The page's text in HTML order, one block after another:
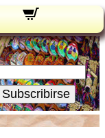
Novedades:
Su Email:
Subscribirse